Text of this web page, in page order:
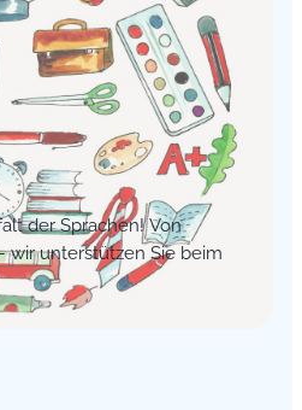
der Sprachen! Von
wir unterstützen Sie beim